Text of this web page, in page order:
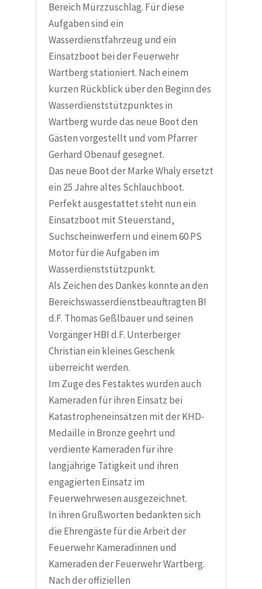
Bereich Mürzzuschlag. Für diese
Aufgaben sind ein
Wasserdienstfahrzeug und ein
Einsatzboot bei der Feuerwehr
Wartberg stationiert. Nach einem
kurzen Rückblick über den Beginn des
Wasserdienststützpunktes in
Wartberg wurde das neue Boot den
Gästen vorgestellt und vom Pfarrer
Gerhard Obenauf gesegnet.
Das neue Boot der Marke Whaly ersetzt
ein 25 Jahre altes Schlauchboot.
Perfekt ausgestattet steht nun ein
Einsatzboot mit Steuerstand,
Suchscheinwerfern und einem 60 PS
Motor für die Aufgaben im
Wasserdienststützpunkt.
Als Zeichen des Dankes konnte an den
Bereichswasserdienstbeauftragten BI
d.F. Thomas Geßlbauer und seinen
Vorgänger HBI d.F. Unterberger
Christian ein kleines Geschenk
überreicht werden.
Im Zuge des Festaktes wurden auch
Kameraden für ihren Einsatz bei
Katastropheneinsätzen mit der KHD-
Medaille in Bronze geehrt und
verdiente Kameraden für ihre
langjährige Tätigkeit und ihren
engagierten Einsatz im
Feuerwehrwesen ausgezeichnet.
In ihren Grußworten bedankten sich
die Ehrengäste für die Arbeit der
Feuerwehr Kameradinnen und
Kameraden der Feuerwehr Wartberg.
Nach der offiziellen